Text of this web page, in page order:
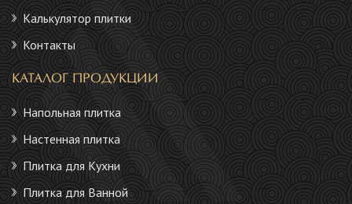
Калькулятор плитки
Контакты
КАТАЛОГ ПРОДУКЦИИ
Напольная плитка
Настенная плитка
Плитка для Кухни
Плитка для Ванной